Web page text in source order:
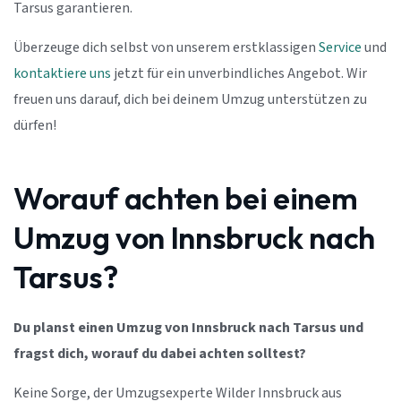
Tarsus garantieren.
Überzeuge dich selbst von unserem erstklassigenServiceund
kontaktiere uns jetzt für ein unverbindliches Angebot. Wir
freuen uns darauf, dich bei deinem Umzug unterstützen zu
dürfen!
Worauf achten bei einem
Umzug von Innsbruck nach
Tarsus?
Du planst einen Umzug von Innsbruck nach Tarsus und
fragst dich, worauf du dabei achten solltest?
Keine Sorge, der Umzugsexperte Wilder Innsbruck aus